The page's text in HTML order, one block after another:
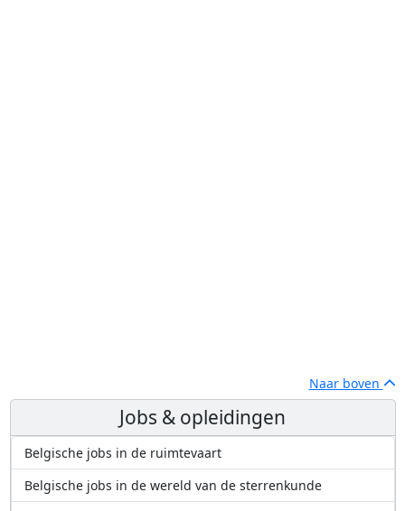
Naar boven
Jobs & opleidingen
Belgische jobs in de ruimtevaart
Belgische jobs in de wereld van de sterrenkunde